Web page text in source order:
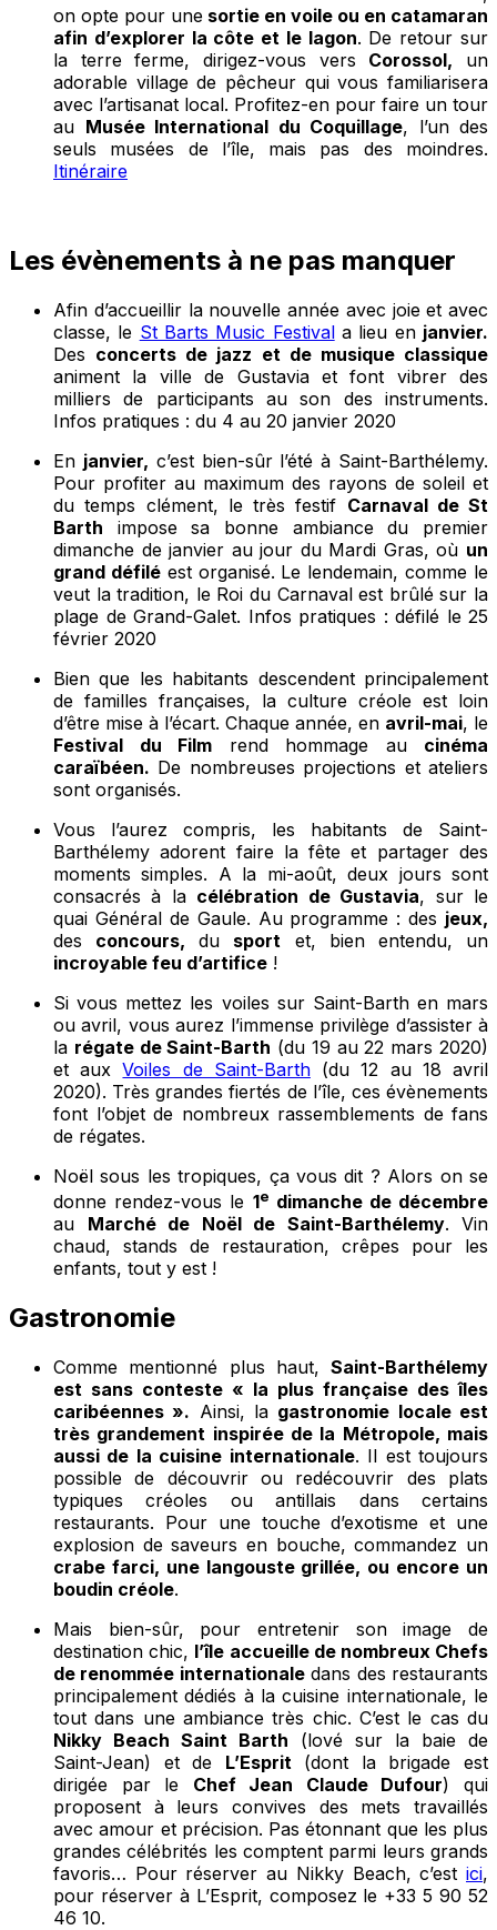
on opte pour une sortie en voile ou en catamaran
afin d’explorer la côte et le lagon. De retour sur
la terre ferme, dirigez-vous vers Corossol, un
adorable village de pêcheur qui vous familiarisera
avec l’artisanat local. Profitez-en pour faire un tour
au Musée International du Coquillage, l’un des
seuls musées de l’île, mais pas des moindres.
Itinéraire
Les évènements à ne pas manquer
Afin d’accueillir la nouvelle année avec joie et avec
classe, le St Barts Music Festivala lieu en janvier.
Des concerts de jazz et de musique classique
animent la ville de Gustavia et font vibrer des
milliers de participants au son des instruments.
Infos pratiques : du 4 au 20 janvier 2020
En janvier, c’est bien-sûr l’été à Saint-Barthélemy.
Pour profiter au maximum des rayons de soleil et
du temps clément, le très festif Carnaval de St
Barth impose sa bonne ambiance du premier
dimanche de janvier au jour du Mardi Gras, où un
grand défiléest organisé. Le lendemain, comme le
veut la tradition, le Roi du Carnaval est brûlé sur la
plage de Grand-Galet. Infos pratiques : défilé le 25
février 2020
Bien que les habitants descendent principalement
de familles françaises, la culture créole est loin
d’être mise à l’écart. Chaque année, en avril-mai, le
Festival du Film rend hommage au cinéma
caraïbéen. De nombreuses projections et ateliers
sont organisés.
Vous l’aurez compris, les habitants de Saint-
Barthélemy adorent faire la fête et partager des
moments simples. A la mi-août, deux jours sont
consacrés à la célébration de Gustavia, sur le
quai Général de Gaule. Au programme : des jeux,
des concours, du sport et, bien entendu, un
incroyable feu d’artifice !
Si vous mettez les voiles sur Saint-Barth en mars
ou avril, vous aurez l’immense privilège d’assister à
la régate de Saint-Barth (du 19 au 22 mars 2020)
et auxVoiles de Saint-Barth(du 12 au 18 avril
2020). Très grandes fiertés de l’île, ces évènements
font l’objet de nombreux rassemblements de fans
de régates.
Noël sous les tropiques, ça vous dit ? Alors on se
donne rendez-vous le 1e dimanche de décembre
au Marché de Noël de Saint-Barthélemy. Vin
chaud, stands de restauration, crêpes pour les
enfants, tout y est !
Gastronomie
Comme mentionné plus haut, Saint-Barthélemy
est sans conteste « la plus française des îles
caribéennes ». Ainsi, la gastronomie locale est
très grandement inspirée de la Métropole, mais
aussi de la cuisine internationale. Il est toujours
possible de découvrir ou redécouvrir des plats
typiques créoles ou antillais dans certains
restaurants. Pour une touche d’exotisme et une
explosion de saveurs en bouche, commandez un
crabe farci, une langouste grillée, ou encore un
boudin créole.
Mais bien-sûr, pour entretenir son image de
destination chic, l’île accueille de nombreux Chefs
de renommée internationaledans des restaurants
principalement dédiés à la cuisine internationale, le
tout dans une ambiance très chic. C’est le cas du
Nikky Beach Saint Barth (lové sur la baie de
Saint-Jean) et de L’Esprit (dont la brigade est
dirigée par le Chef Jean Claude Dufour) qui
proposent à leurs convives des mets travaillés
avec amour et précision. Pas étonnant que les plus
grandes célébrités les comptent parmi leurs grands
favoris… Pour réserver au Nikky Beach, c’estici,
pour réserver à L’Esprit, composez le +33 5 90 52
46 10.